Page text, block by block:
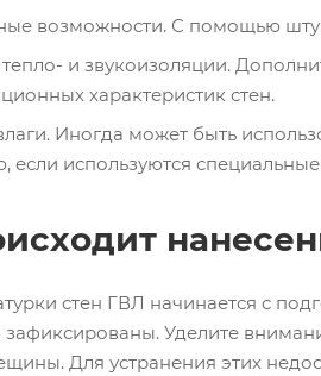
возможности. С помощью
и звукоизоляции.
характеристик стен.
Иногда может быть
если используются
стен ГВЛ начинается с
зафиксированы. Уделите
Для устранения этих